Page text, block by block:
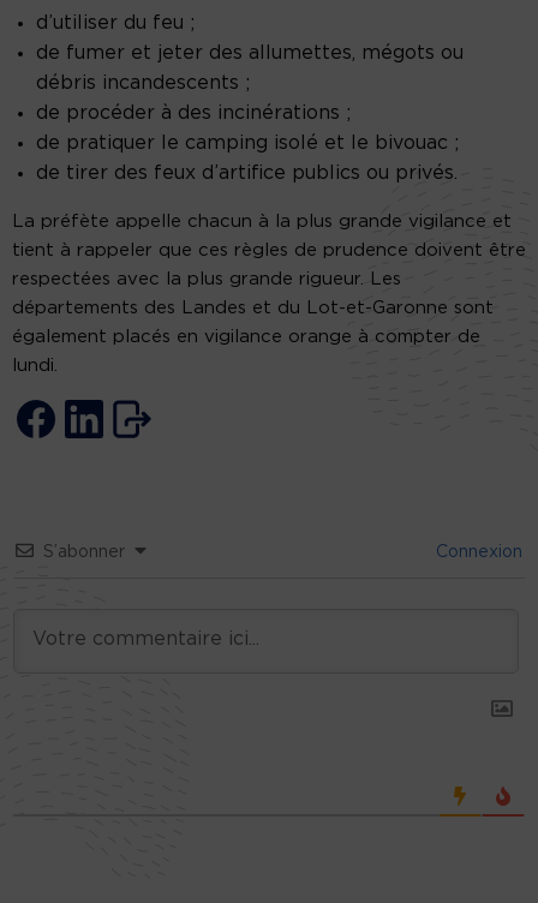
d’utiliser du feu ;
de fumer et jeter des allumettes, mégots ou
débris incandescents ;
de procéder à des incinérations ;
de pratiquer le camping isolé et le bivouac ;
de tirer des feux d’artifice publics ou privés.
La préfète appelle chacun à la plus grande vigilance et
tient à rappeler que ces règles de prudence doivent être
respectées avec la plus grande rigueur. Les
départements des Landes et du Lot-et-Garonne sont
également placés en vigilance orange à compter de
lundi.
S’abonner Connexion